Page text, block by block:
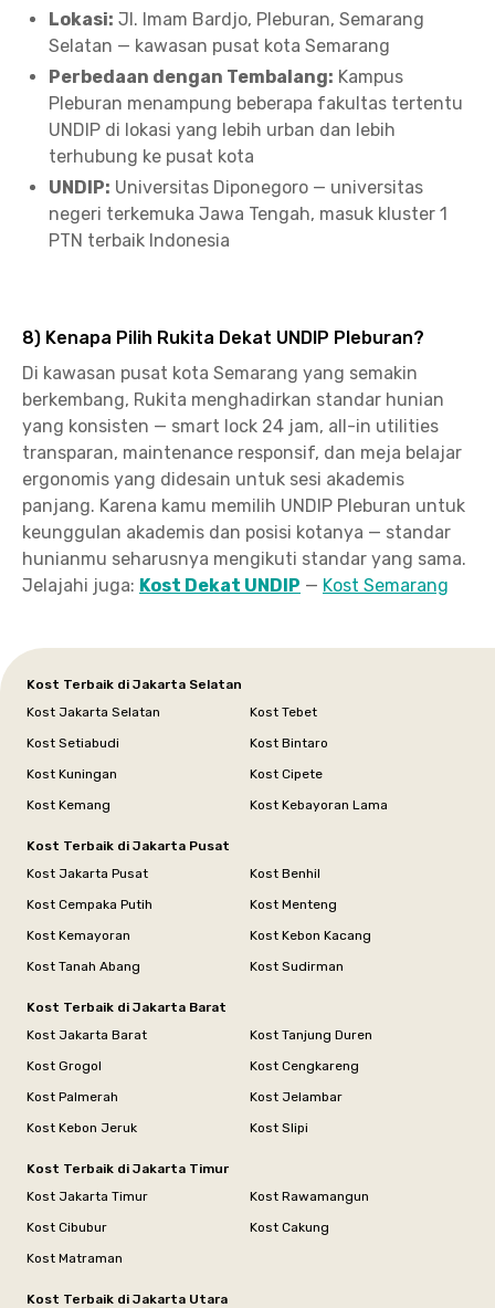
Lokasi: Jl. Imam Bardjo, Pleburan, Semarang
Selatan — kawasan pusat kota Semarang
Perbedaan dengan Tembalang: Kampus
Pleburan menampung beberapa fakultas tertentu
UNDIP di lokasi yang lebih urban dan lebih
terhubung ke pusat kota
UNDIP: Universitas Diponegoro — universitas
negeri terkemuka Jawa Tengah, masuk kluster 1
PTN terbaik Indonesia
8) Kenapa Pilih Rukita Dekat UNDIP Pleburan?
Di kawasan pusat kota Semarang yang semakin
berkembang, Rukita menghadirkan standar hunian
yang konsisten — smart lock 24 jam, all-in utilities
transparan, maintenance responsif, dan meja belajar
ergonomis yang didesain untuk sesi akademis
panjang. Karena kamu memilih UNDIP Pleburan untuk
keunggulan akademis dan posisi kotanya — standar
hunianmu seharusnya mengikuti standar yang sama.
Jelajahi juga: Kost Dekat UNDIP — Kost Semarang
Kost Terbaik di Jakarta Selatan
Kost Jakarta Selatan
Kost Tebet
Kost Setiabudi
Kost Bintaro
Kost Kuningan
Kost Cipete
Kost Kemang
Kost Kebayoran Lama
Kost Terbaik di Jakarta Pusat
Kost Jakarta Pusat
Kost Benhil
Kost Cempaka Putih
Kost Menteng
Kost Kemayoran
Kost Kebon Kacang
Kost Tanah Abang
Kost Sudirman
Kost Terbaik di Jakarta Barat
Kost Jakarta Barat
Kost Tanjung Duren
Kost Grogol
Kost Cengkareng
Kost Palmerah
Kost Jelambar
Kost Kebon Jeruk
Kost Slipi
Kost Terbaik di Jakarta Timur
Kost Jakarta Timur
Kost Rawamangun
Kost Cibubur
Kost Cakung
Kost Matraman
Kost Terbaik di Jakarta Utara